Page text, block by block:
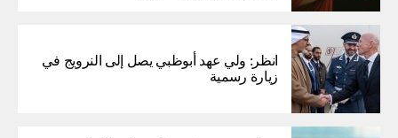
انظر: ولي عهد أبوظبي يصل إلى النرويج في
زيارة رسمية